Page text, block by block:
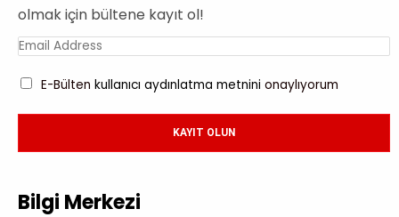
olmak için bültene kayıt ol!
E-Bülten kullanıcı aydınlatma metnini onaylıyorum
KAYIT OLUN
Bilgi Merkezi